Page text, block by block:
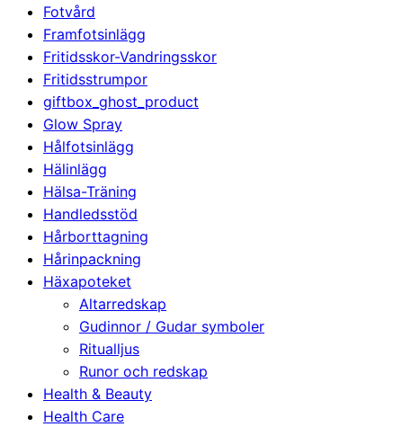
Fotvård
Framfotsinlägg
Fritidsskor-Vandringsskor
Fritidsstrumpor
giftbox_ghost_product
Glow Spray
Hålfotsinlägg
Hälinlägg
Hälsa-Träning
Handledsstöd
Hårborttagning
Hårinpackning
Häxapoteket
Altarredskap
Gudinnor / Gudar symboler
Ritualljus
Runor och redskap
Health & Beauty
Health Care